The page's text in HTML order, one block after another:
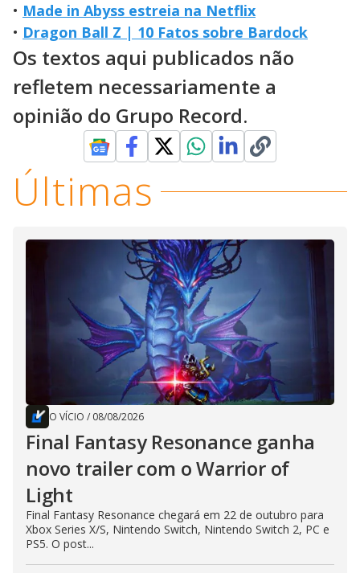
• Made in Abyss estreia na Netflix
• Dragon Ball Z | 10 Fatos sobre Bardock
Os textos aqui publicados não
refletem necessariamente a
opinião do Grupo Record.
Últimas
O VÍCIO / 08/08/2026
Final Fantasy Resonance ganha
novo trailer com o Warrior of
Light
Final Fantasy Resonance chegará em 22 de outubro para
Xbox Series X/S, Nintendo Switch, Nintendo Switch 2, PC e
PS5. O post...